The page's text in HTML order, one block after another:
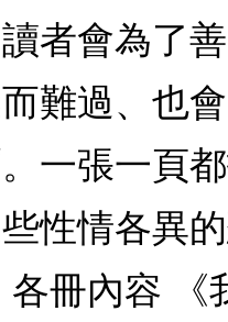
者會為了
難過、也
一張一頁
性情各異
冊內容 《